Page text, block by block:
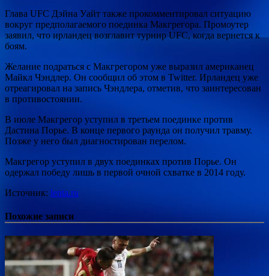
Глава UFC Дэйна Уайт также прокомментировал ситуацию
вокруг предполагаемого поединка Макгрегора. Промоутер
заявил, что ирландец возглавит турнир UFC, когда вернется к
боям.
Желание подраться с Макгрегором уже выразил американец
Майкл Чэндлер. Он сообщил об этом в Twitter. Ирландец уже
отреагировал на запись Чэндлера, отметив, что заинтересован
в противостоянии.
В июле Макгрегор уступил в третьем поединке против
Дастина Порье. В конце первого раунда он получил травму.
Позже у него был диагностирован перелом.
Макгрегор уступил в двух поединках против Порье. Он
одержал победу лишь в первой очной схватке в 2014 году.
Источник: lenta.ru
Похожие записи